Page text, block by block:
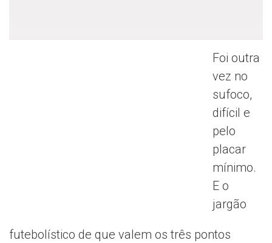
Foi outra
vez no
sufoco,
difícil e
pelo
placar
mínimo.
E o
jargão
futebolístico de que valem os três pontos